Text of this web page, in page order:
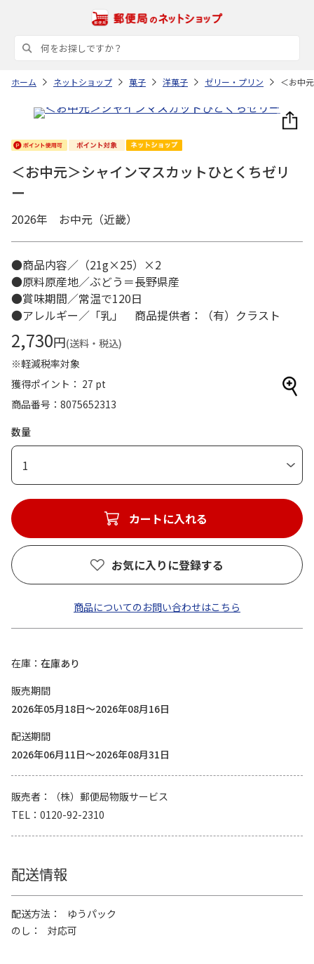
ホーム ネットショップ 菓子 洋菓子 ゼリー・プリン ＜お中
＜お中元＞シャインマスカットひとくちゼリ
ー
2026年 お中元（近畿）
●商品内容／（21g×25）×2
●原料原産地／ぶどう＝長野県産
●賞味期間／常温で120日
●アレルギー／「乳」 商品提供者：（有）クラスト
2,730円(送料・税込)
※軽減税率対象
獲得ポイント： 27 pt
商品番号
8075652313
数量
1
カートに入れる
お気に入りに登録する
商品についてのお問い合わせはこちら
在庫
在庫あり
販売期間
2026年05月18日～2026年08月16日
配送期間
2026年06月11日～2026年08月31日
販売者
（株）郵便局物販サービス
TEL
0120-92-2310
配送情報
配送方法
ゆうパック
のし
対応可